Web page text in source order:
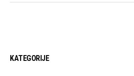
KATEGORIJE